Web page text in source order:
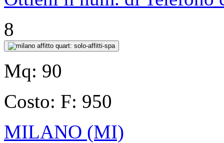
8
Mq: 90
Costo: F: 950
MILANO (MI)